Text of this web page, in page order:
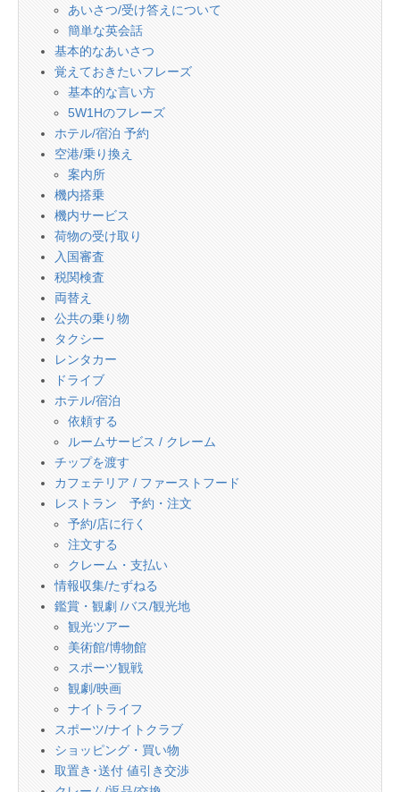
あいさつ/受け答えについて
簡単な英会話
基本的なあいさつ
覚えておきたいフレーズ
基本的な言い方
5W1Hのフレーズ
ホテル/宿泊 予約
空港/乗り換え
案内所
機内搭乗
機内サービス
荷物の受け取り
入国審査
税関検査
両替え
公共の乗り物
タクシー
レンタカー
ドライブ
ホテル/宿泊
依頼する
ルームサービス / クレーム
チップを渡す
カフェテリア / ファーストフード
レストラン 予約・注文
予約/店に行く
注文する
クレーム・支払い
情報収集/たずねる
鑑賞・観劇 /バス/観光地
観光ツアー
美術館/博物館
スポーツ観戦
観劇/映画
ナイトライフ
スポーツ/ナイトクラブ
ショッピング・買い物
取置き･送付 値引き交渉